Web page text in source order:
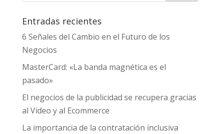
Entradas recientes
6 Señales del Cambio en el Futuro de los
Negocios
MasterCard: «La banda magnética es el
pasado»
El negocios de la publicidad se recupera gracias
al Video y al Ecommerce
La importancia de la contratación inclusiva